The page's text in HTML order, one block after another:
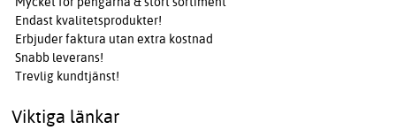
Endast kvalitetsprodukter!
Erbjuder faktura utan extra kostnad
Snabb leverans!
Trevlig kundtjänst!
Viktiga länkar